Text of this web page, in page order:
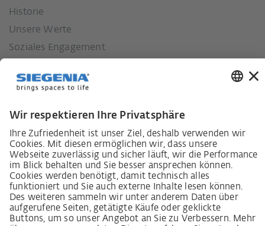
Historie
Unsere Werte
Soziales Engagement
Lieferkettensorgfaltspflichtengesetz
Lieferantenkodex
LkSG-Merkblatt für Lieferanten
Grundsatzerklärung Menschenrechtsstrategie